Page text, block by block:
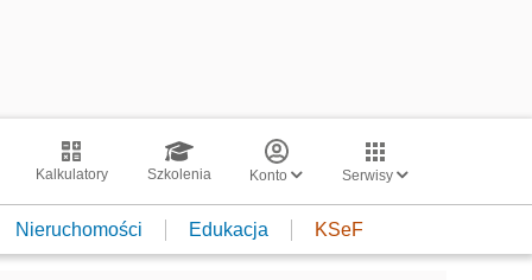
Kalkulatory Szkolenia Konto Serwisy
Nieruchomości Edukacja KSeF